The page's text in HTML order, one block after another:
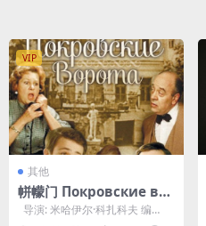
VIP
其他
帡幪门 Покровские во
рота (1982)
导演: 米哈伊尔·科扎科夫 编